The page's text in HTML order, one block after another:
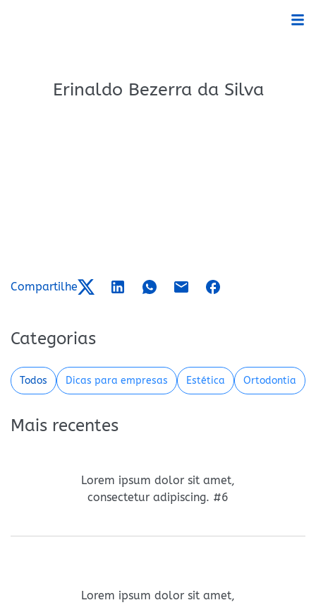
Erinaldo Bezerra da Silva
Compartilhe
Categorias
Dicas para empresas Estética Ortodontia
Todos
Mais recentes
Lorem ipsum dolor sit amet,
consectetur adipiscing. #6
Lorem ipsum dolor sit amet,